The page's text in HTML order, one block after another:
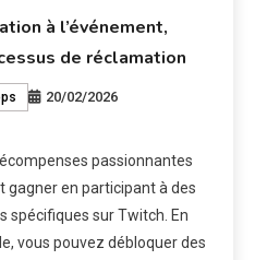
à l’événement,
de réclamation
20/02/2026
passionnantes
gagner en participant à des
spécifiques sur Twitch. En
vous pouvez débloquer des